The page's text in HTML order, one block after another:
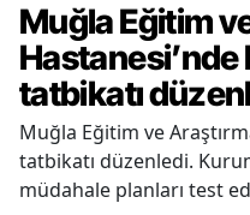
Muğla Eğitim
Hastanesi’nde
tatbikatı
Muğla Eğitim ve
tatbikatı düzenledi.
müdahale planları test